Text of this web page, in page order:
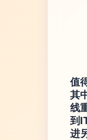
值
其
线
到
进